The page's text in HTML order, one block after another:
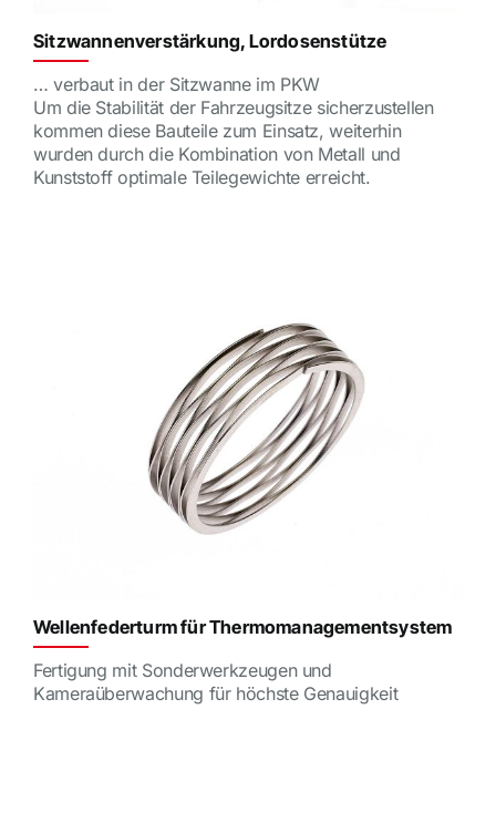
Sitzwannenverstärkung, Lordosenstütze
… verbaut in der Sitzwanne im PKW
Um die Stabilität der Fahrzeugsitze sicherzustellen
kommen diese Bauteile zum Einsatz, weiterhin
wurden durch die Kombination von Metall und
Kunststoff optimale Teilegewichte erreicht.
Wellenfederturm für Thermomanagementsystem
Fertigung mit Sonderwerkzeugen und
Kameraüberwachung für höchste Genauigkeit